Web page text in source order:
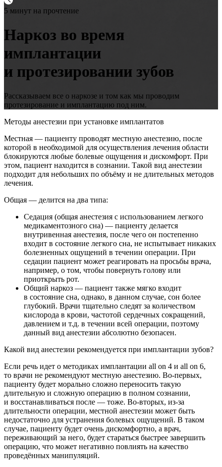
5 минут на прочтение
Наркоз во время
имплантации
и протезировании зубов
Рассказываем все о наркозе и том как мы проводим
протезирование и имплантацию под ним.
Методы анестезии при установке имплантатов
Местная — пациенту проводят местную анестезию, после
которой в необходимой для осуществления лечения области
блокируются любые болевые ощущения и дискомфорт. При
этом, пациент находится в сознании. Такой вид анестезии
подходит для небольших по объёму и не длительных методов
лечения.
Общая — делится на два типа:
Седация (общая анестезия с использованием легкого
медикаментозного сна) — пациенту делается
внутривенная анестезия, после чего он постепенно
входит в состояние легкого сна, не испытывает никаких
болезненных ощущений в течении операции. При
седации пациент может реагировать на просьбы врача,
например, о том, чтобы повернуть голову или
приоткрыть рот.
Общий наркоз — пациент также мягко входит
в состояние сна, однако, в данном случае, сон более
глубокий. Врачи тщательно следят за количеством
кислорода в крови, частотой сердечных сокращений,
давлением и т.д. в течении всей операции, поэтому
данный вид анестезии абсолютно безопасен.
Какой вид анестезии рекомендуется при имплантации зубов?
Если речь идет о методиках имплантации all on 4 и all on 6,
то врачи не рекомендуют местную анестезию. Во-первых,
пациенту будет морально сложно переносить такую
длительную и сложную операцию в полном сознании,
и восстанавливаться после — тоже. Во-вторых, из-за
длительности операции, местной анестезии может быть
недостаточно для устранения болевых ощущений. В таком
случае, пациенту будет очень дискомфортно, а врач,
переживающий за него, будет стараться быстрее завершить
операцию, что может негативно повлиять на качество
проведённых манипуляций.